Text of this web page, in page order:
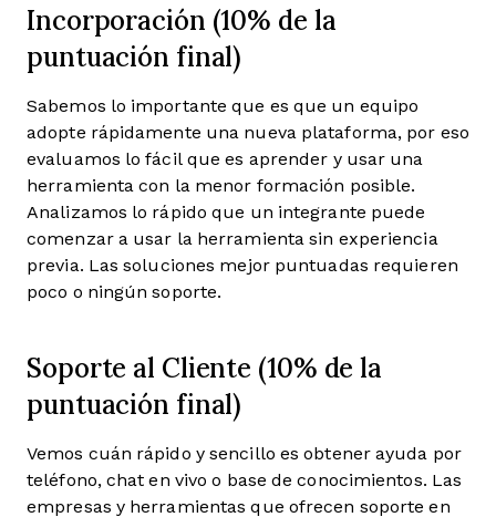
Incorporación (10% de la
puntuación final)
Sabemos lo importante que es que un equipo
adopte rápidamente una nueva plataforma, por eso
evaluamos lo fácil que es aprender y usar una
herramienta con la menor formación posible.
Analizamos lo rápido que un integrante puede
comenzar a usar la herramienta sin experiencia
previa. Las soluciones mejor puntuadas requieren
poco o ningún soporte.
Soporte al Cliente (10% de la
puntuación final)
Vemos cuán rápido y sencillo es obtener ayuda por
teléfono, chat en vivo o base de conocimientos. Las
empresas y herramientas que ofrecen soporte en